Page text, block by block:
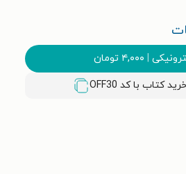
| ۴,۰۰۰ تومان
OFF30